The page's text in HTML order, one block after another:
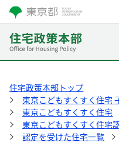
住宅政策本部トップ
東京こどもすくすく住宅
東京こどもすくすく住宅
東京こどもすくすく住宅
認定を受けた住宅一覧